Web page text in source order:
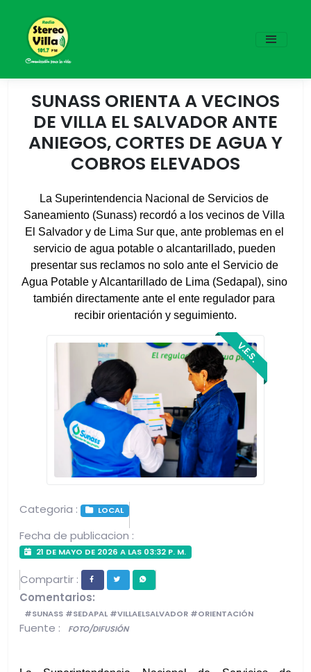
SUNASS ORIENTA A VECINOS
DE VILLA EL SALVADOR ANTE
ANIEGOS, CORTES DE AGUA Y
COBROS ELEVADOS
La Superintendencia Nacional de Servicios de
Saneamiento (Sunass) recordó a los vecinos de Villa
El Salvador y de Lima Sur que, ante problemas en el
servicio de agua potable o alcantarillado, pueden
presentar sus reclamos no solo ante el Servicio de
Agua Potable y Alcantarillado de Lima (Sedapal), sino
también directamente ante el ente regulador para
recibir orientación y seguimiento.
V.E.S.
Categoria : LOCAL
Fecha de publicacion :
21 DE MAYO DE 2026 A LAS 03:32 P. M.
Compartir :
Comentarios:
#SUNASS #SEDAPAL #VILLAELSALVADOR #ORIENTACIÓN
Fuente : FOTO/DIFUSIÓN